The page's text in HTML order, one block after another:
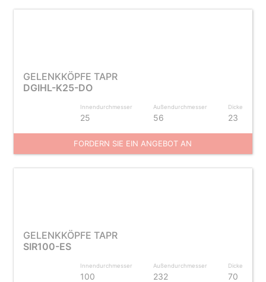
GELENKKÖPFE TAPR
DGIHL-K25-DO
Innendurchmesser
25
Außendurchmesser
56
Dicke
23
FORDERN SIE EIN ANGEBOT AN
GELENKKÖPFE TAPR
SIR100-ES
Innendurchmesser
100
Außendurchmesser
232
Dicke
70